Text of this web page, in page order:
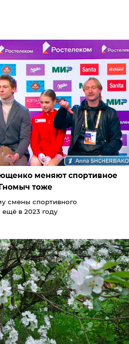
меняют спортивное
тоже
смены спортивного
в 2023 году